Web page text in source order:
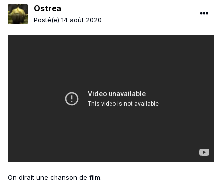
Ostrea
Posté(e) 14 août 2020
On dirait une chanson de film.